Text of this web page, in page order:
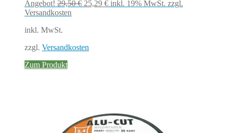
Angebot! 29,50€ Ursprünglicher
25,29 €Aktueller
inkl. 19% MwSt. zzgl.
Versandkosten
inkl. MwSt.
zzgl. Versandkosten
Zum Produkt